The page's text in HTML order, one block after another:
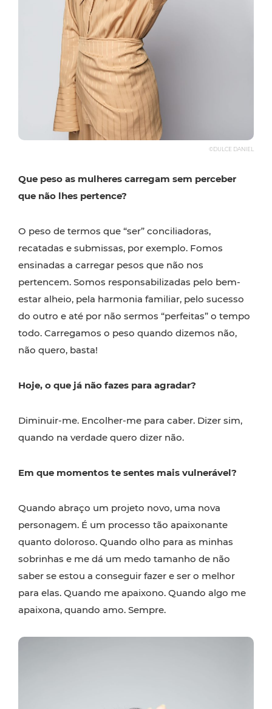
©DULCE DANIEL
Que peso as mulheres carregam sem perceber
que não lhes pertence?
O peso de termos que “ser” conciliadoras,
recatadas e submissas, por exemplo. Fomos
ensinadas a carregar pesos que não nos
pertencem. Somos responsabilizadas pelo bem-
estar alheio, pela harmonia familiar, pelo sucesso
do outro e até por não sermos “perfeitas” o tempo
todo. Carregamos o peso quando dizemos não,
não quero, basta!
Hoje, o que já não fazes para agradar?
Diminuir-me. Encolher-me para caber. Dizer sim,
quando na verdade quero dizer não.
Em que momentos te sentes mais vulnerável?
Quando abraço um projeto novo, uma nova
personagem. É um processo tão apaixonante
quanto doloroso. Quando olho para as minhas
sobrinhas e me dá um medo tamanho de não
saber se estou a conseguir fazer e ser o melhor
para elas. Quando me apaixono. Quando algo me
apaixona, quando amo. Sempre.